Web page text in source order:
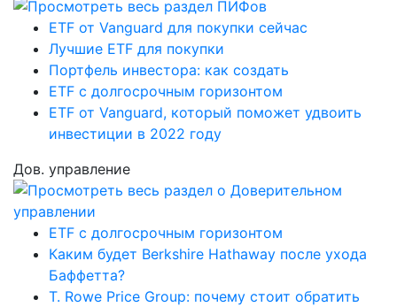
ETF от Vanguard для покупки сейчас
Лучшие ETF для покупки
Портфель инвестора: как создать
ETF с долгосрочным горизонтом
ETF от Vanguard, который поможет удвоить
инвестиции в 2022 году
Дов. управление
ETF с долгосрочным горизонтом
Каким будет Berkshire Hathaway после ухода
Баффетта?
T. Rowe Price Group: почему стоит обратить